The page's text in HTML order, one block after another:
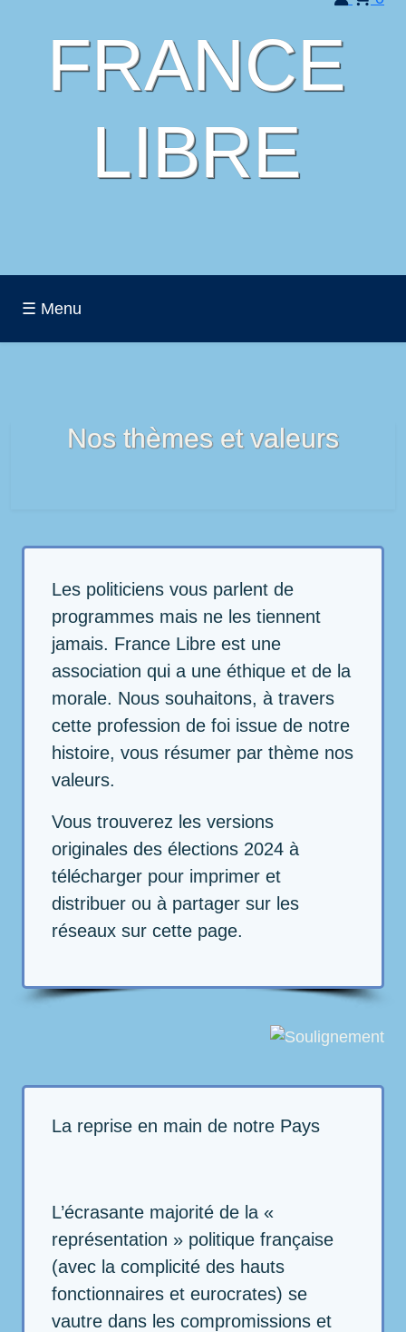
FRANCE
LIBRE
☰ Menu
Nos thèmes et valeurs
Les politiciens vous parlent de
programmes mais ne les tiennent
jamais. France Libre est une
association qui a une éthique et de la
morale. Nous souhaitons, à travers
cette profession de foi issue de notre
histoire, vous résumer par thème nos
valeurs.
Vous trouverez les versions
originales des élections 2024 à
télécharger pour imprimer et
distribuer ou à partager sur les
réseaux sur cette page.
La reprise en main de notre Pays
L’écrasante majorité de la «
représentation » politique française
(avec la complicité des hauts
fonctionnaires et eurocrates) se
vautre dans les compromissions et